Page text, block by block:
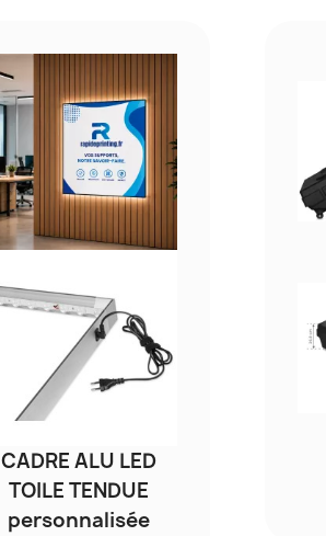
CADRE ALU LED
TOILE TENDUE
personnalisée